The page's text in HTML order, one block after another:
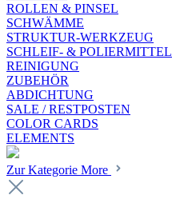
ROLLEN & PINSEL
SCHWÄMME
STRUKTUR-WERKZEUG
SCHLEIF- & POLIERMITTEL
REINIGUNG
ZUBEHÖR
ABDICHTUNG
SALE / RESTPOSTEN
COLOR CARDS
ELEMENTS
Zur Kategorie More